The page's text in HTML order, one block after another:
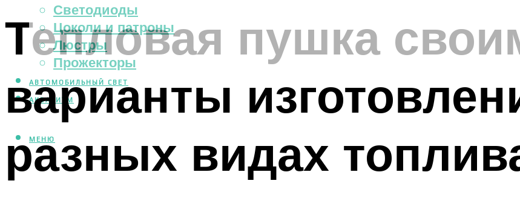
Светодиоды
Цоколи и патроны
Люстры
Прожекторы
АВТОМОБИЛЬНЫЙ СВЕТ
АКВАРИУМ
МЕНЮ
Тепловая пушка
варианты
разных видах